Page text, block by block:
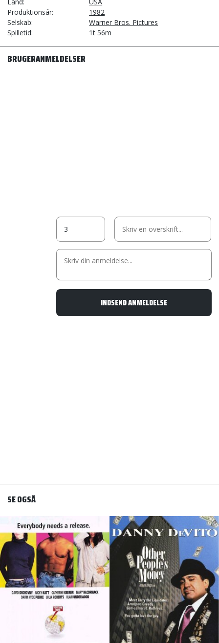
Produktionsår
1982
Selskab
Warner Bros. Pictures
Spilletid
1t 56m
BRUGERANMELDELSER
SE OGSÅ